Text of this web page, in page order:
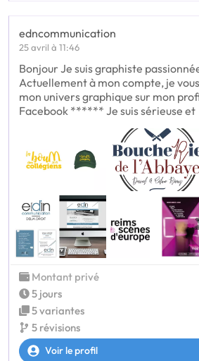
edncommunication
25 avril à 11:46
Bonjour Je suis graphiste
Actuellement à mon compte, je
mon univers graphique sur mon
Facebook ****** Je suis sérieuse et
Montant privé
5 jours
5 variantes
5 révisions
Voir le profil